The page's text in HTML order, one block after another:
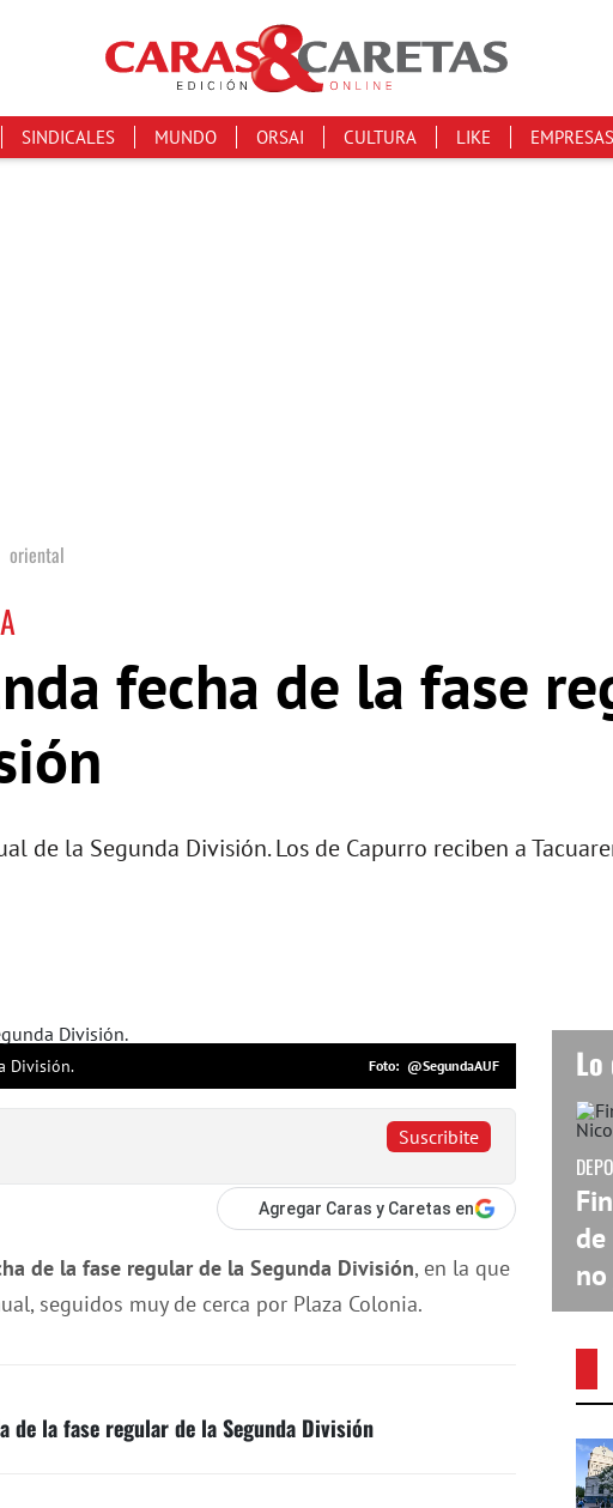
SINDICALES MUNDO ORSAI CULTURA LIKE EMPRESAS
oriental
fecha de la fase
de la Segunda División. Los de Capurro reciben a
División. @SegundaAUF
Suscribite
Agregar Caras y Caretas en
de la fase regular de la Segunda División, en la que
seguidos muy de cerca por Plaza Colonia.
de la fase regular de la Segunda División